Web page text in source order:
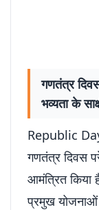
गणतंत्र
भव्यता के
Republic
गणतंत्र दिवस
आमंत्रित किया
प्रमुख योजनाओं